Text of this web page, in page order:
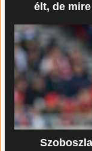
élt, de